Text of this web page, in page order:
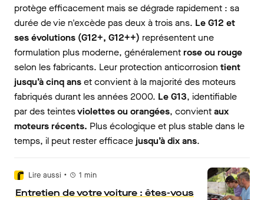
protège efficacement mais se dégrade rapidement : sa
durée de vie n'excède pas deux à trois ans. Le G12 et
ses évolutions (G12+, G12++) représentent une
formulation plus moderne, généralementrose ou rouge
selon les fabricants. Leur protection anticorrosion tient
jusqu’à cinq anset convient à la majorité des moteurs
fabriqués durant les années 2000. Le G13, identifiable
par des teintesviolettes ou orangées, convientaux
moteurs récents. Plus écologique et plus stable dans le
temps, il peut rester efficace jusqu’à dix ans.
Lire aussi • 1 min
Entretien de votre voiture : êtes-vous